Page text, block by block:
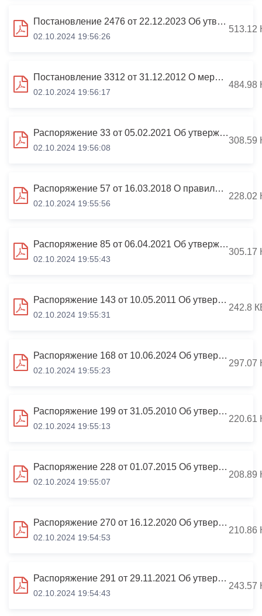
Постановление 2476 от 22.12.2023 Об утверждении Методики оценки эффективности систем выявления коррупционных рисков
02.10.2024 19:56:26
513.12
Постановление 3312 от 31.12.2012 О мерах по реализации отдельных положений Федерального закона от 03.12.2012 №230-ФЗ
02.10.2024 19:56:17
484.98
Распоряжение 33 от 05.02.2021 Об утверждении Плана мероприятий по противодействию коррупции в АМС г.Владикавказа
02.10.2024 19:56:08
308.59
Распоряжение 57 от 16.03.2018 О правилах получения разрешения на участие в управлении некоммерческими организациями
02.10.2024 19:55:56
228.02
Распоряжение 85 от 06.04.2021 Об утверждении Порядка уведомления о фактах обращения в целях склонения к совершению коррупционных
02.10.2024 19:55:43
305.17
Распоряжение 143 от 10.05.2011 Об утверждении Кодекса этики и служебного поведения муниципальных служащих
02.10.2024 19:55:31
242.8
Распоряжение 168 от 10.06.2024 Об утверждении Карты коррупционных рисков
02.10.2024 19:55:23
297.07
Распоряжение 199 от 31.05.2010 Об утверждении Положения о предоставлении муниципальными служащими сведений о доходах
02.10.2024 19:55:13
220.61
Распоряжение 228 от 01.07.2015 Об утверждении Порядка обращений для получения индивидуальной консультации
02.10.2024 19:55:07
208.89
Распоряжение 270 от 16.12.2020 Об утверждении состава комиссии по соблюдению требований к служебному поведению
02.10.2024 19:54:53
210.86
Распоряжение 291 от 29.11.2021 Об утверждении Перечня должностей, замещение которых связано с коррупционными рисками
02.10.2024 19:54:43
243.57